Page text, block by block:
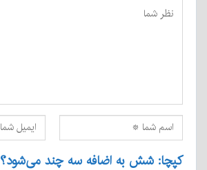
کپچا: شش به اضافه سه چند می‌شود؟